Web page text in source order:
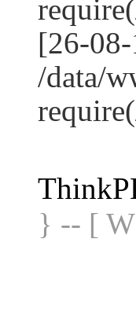
[26-
/data/
} -- [